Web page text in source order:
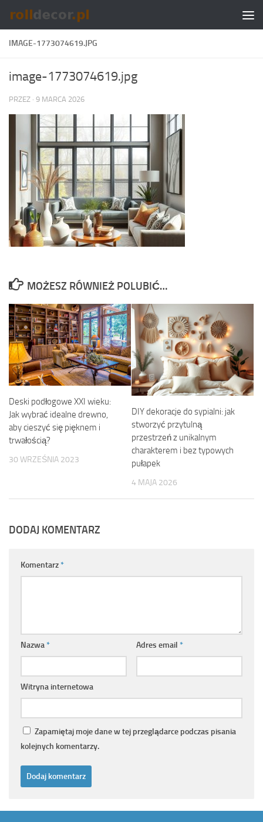
Skip to content
IMAGE-1773074619.JPG
image-1773074619.jpg
PRZEZ · 9 MARCA 2026
MOŻESZ RÓWNIEŻ POLUBIĆ…
Deski podłogowe XXI wieku:
Jak wybrać idealne drewno,
aby cieszyć się pięknem i
trwałością?
30 WRZEŚNIA 2023
DIY dekoracje do sypialni: jak
stworzyć przytulną
przestrzeń z unikalnym
charakterem i bez typowych
pułapek
4 MAJA 2026
DODAJ KOMENTARZ
Komentarz*
Nazwa* Adres email *
Witryna internetowa
Zapamiętaj moje dane w tej przeglądarce podczas pisania
kolejnych komentarzy.